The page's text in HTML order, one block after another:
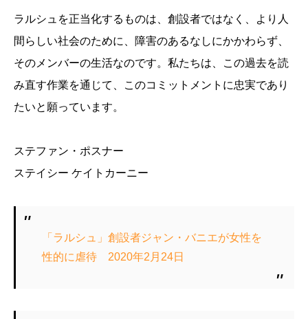
ラルシュを正当化するものは、創設者ではなく、より人
間らしい社会のために、障害のあるなしにかかわらず、
そのメンバーの生活なのです。私たちは、この過去を読
み直す作業を通じて、このコミットメントに忠実であり
たいと願っています。
ステファン・ポスナー
ステイシー ケイトカーニー
「ラルシュ」創設者ジャン・バニエが女性を
性的に虐待 2020年2月24日